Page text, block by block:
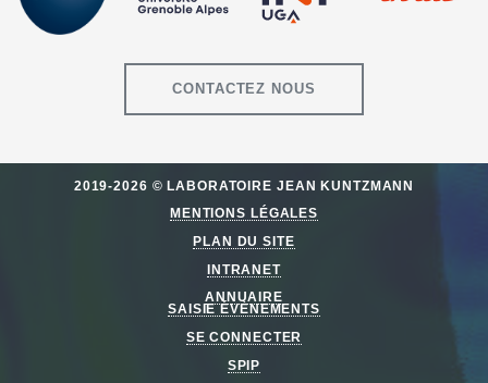
CONTACTEZ NOUS
2019-2026 © LABORATOIRE JEAN KUNTZMANN
MENTIONS LÉGALES
PLAN DU SITE
INTRANET
ANNUAIRE
SAISIE ÉVÈNEMENTS
SE CONNECTER
SPIP